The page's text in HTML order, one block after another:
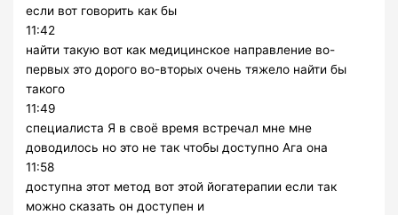
если вот говорить как бы
11:42
найти такую вот как медицинское направление во-
первых это дорого во-вторых очень тяжело найти бы
такого
11:49
специалиста Я в своё время встречал мне мне
доводилось но это не так чтобы доступно Ага она
11:58
доступна этот метод вот этой йогатерапии если так
можно сказать он доступен и